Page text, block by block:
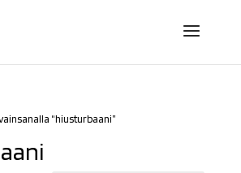
“hiusturbaani”